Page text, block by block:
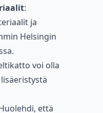
:
ja
Helsingin
voi olla
että